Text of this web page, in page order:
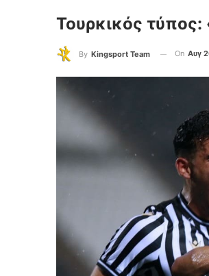
Τουρκικός
By Kingsport Team On Αυγ